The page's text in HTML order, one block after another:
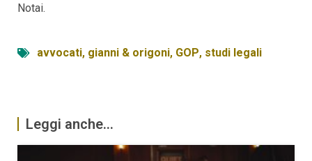
Notai.
avvocati, gianni & origoni, GOP, studi legali
Leggi anche...